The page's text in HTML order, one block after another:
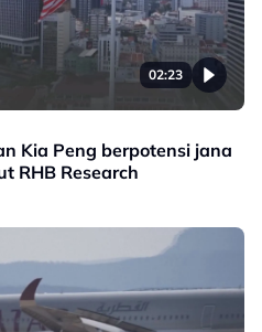
02:23
Kia Peng berpotensi jana
RHB Research